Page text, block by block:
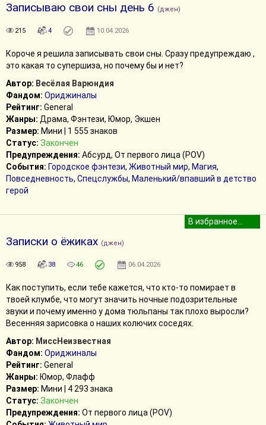
Записываю свои сны день 6 (джен)
215 4 10.04.2026
Короче я решила записывать свои сны. Сразу предупреждаю ,
это какая то супершиза, но почему бы и нет?
Автор: Весёлая Варюндия
Фандом: Ориджиналы
Рейтинг: General
Жанры: Драма, Фэнтези, Юмор, Экшен
Размер: Мини | 1 555 знаков
Статус: Закончен
Предупреждения: Абсурд, От первого лица (POV)
События: Городское фэнтези, Животный мир, Магия,
Повседневность, Спецслужбы, Маленький/впавший в детство
герой
Записки о ёжиках (джен)
958 38 46 06.04.2026
Как поступить, если тебе кажется, что кто-то помирает в
твоей клумбе, что могут значить ночные подозрительные
звуки и почему именно у дома тюльпаны так плохо выросли?
Весенняя зарисовка о наших колючих соседях.
Автор: МиссНеизвестная
Фандом: Ориджиналы
Рейтинг: General
Жанры: Юмор, Флафф
Размер: Мини | 4 293 знака
Статус: Закончен
Предупреждения: От первого лица (POV)